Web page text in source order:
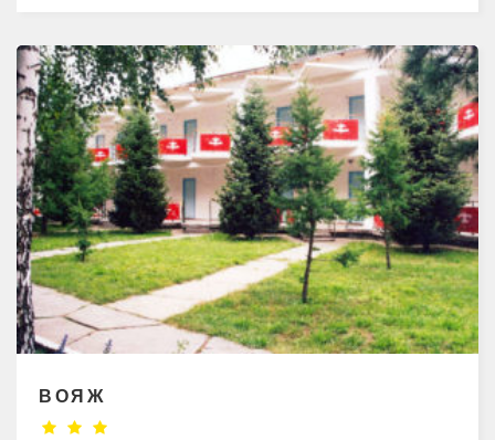
ВОЯЖ